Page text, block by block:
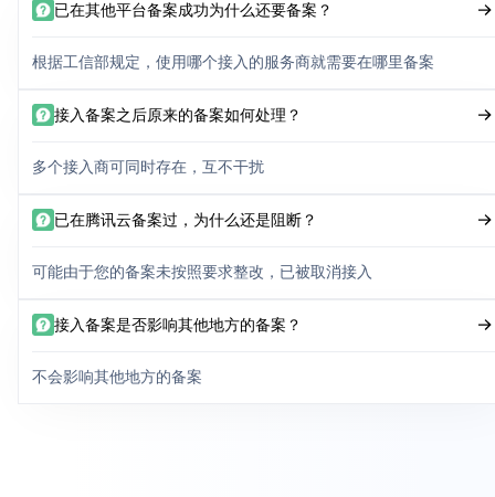
已在其他平台备案成功为什么还要备案？
根据工信部规定，使用哪个接入的服务商就需要在哪里备案
接入备案之后原来的备案如何处理？
多个接入商可同时存在，互不干扰
已在腾讯云备案过，为什么还是阻断？
可能由于您的备案未按照要求整改，已被取消接入
接入备案是否影响其他地方的备案？
不会影响其他地方的备案